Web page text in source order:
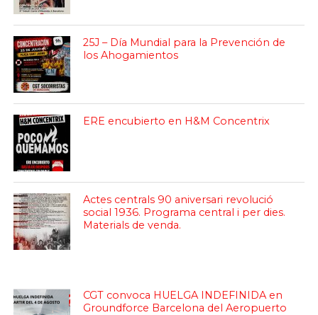
25J – Día Mundial para la Prevención de
los Ahogamientos
ERE encubierto en H&M Concentrix
Actes centrals 90 aniversari revolució
social 1936. Programa central i per dies.
Materials de venda.
CGT convoca HUELGA INDEFINIDA en
Groundforce Barcelona del Aeropuerto